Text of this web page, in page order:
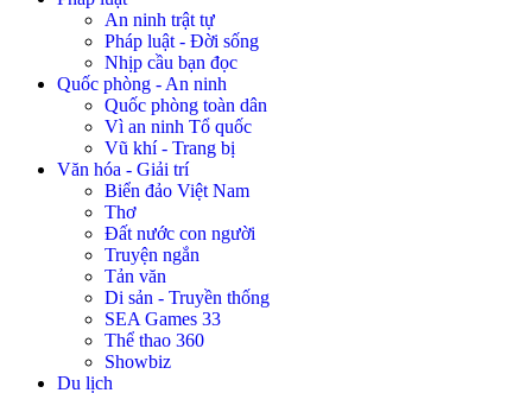
An ninh trật tự
Pháp luật - Đời sống
Nhịp cầu bạn đọc
Quốc phòng - An ninh
Quốc phòng toàn dân
Vì an ninh Tổ quốc
Vũ khí - Trang bị
Văn hóa - Giải trí
Biển đảo Việt Nam
Thơ
Đất nước con người
Truyện ngắn
Tản văn
Di sản - Truyền thống
SEA Games 33
Thể thao 360
Showbiz
Du lịch